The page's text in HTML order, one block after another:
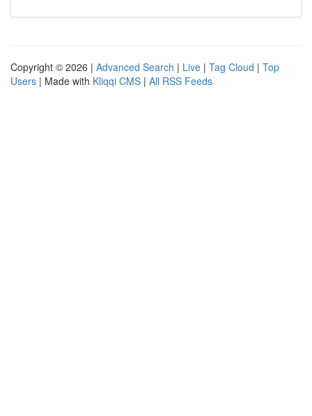
Copyright © 2026 | Advanced Search | Live | Tag Cloud | Top
Users | Made with Kliqqi CMS | All RSS Feeds